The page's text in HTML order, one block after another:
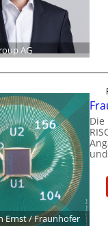
AG
Ernst / Fraunhofer
Die